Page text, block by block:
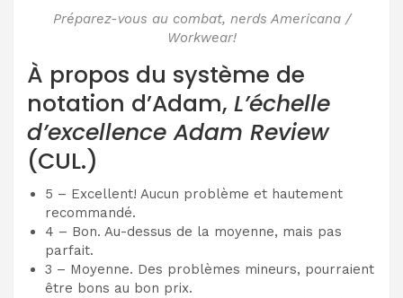
Préparez-vous au combat, nerds Americana /
Workwear!
À propos du système de
notation d’Adam, L’échelle
d’excellence Adam Review
(CUL.)
5 – Excellent! Aucun problème et hautement
recommandé.
4 – Bon. Au-dessus de la moyenne, mais pas
parfait.
3 – Moyenne. Des problèmes mineurs, pourraient
être bons au bon prix.